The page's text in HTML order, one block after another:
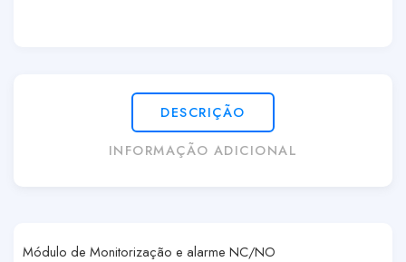
DESCRIÇÃO
INFORMAÇÃO ADICIONAL
Módulo de Monitorização e alarme NC/NO